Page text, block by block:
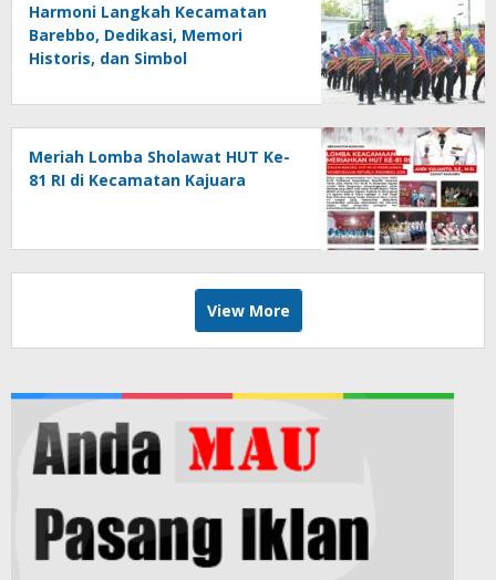
Harmoni Langkah Kecamatan
Barebbo, Dedikasi, Memori
Historis, dan Simbol
Meriah Lomba Sholawat HUT Ke-
81 RI di Kecamatan Kajuara
View More